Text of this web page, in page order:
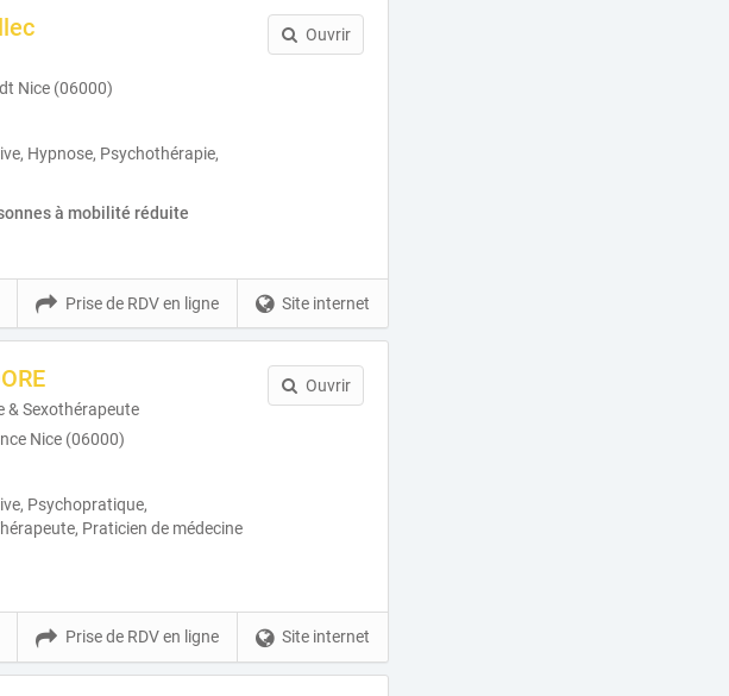
Nice (06000)
Hypnose, Psychothérapie,
à mobilité réduite
Ouvrir
Site internet
Prise de RDV en ligne
& Sexothérapeute
Nice (06000)
Psychopratique,
Praticien de médecine
Ouvrir
Site internet
Prise de RDV en ligne